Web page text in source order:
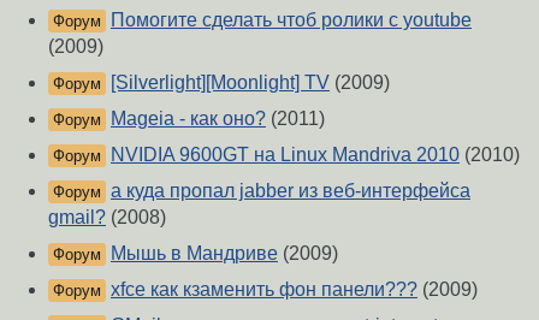
Форум
Помогите сделать чтоб ролики с youtube
(2009)
Форум [Silverlight][Moonlight] TV (2009)
Форум Mageia - как оно? (2011)
Форум NVIDIA 9600GT на Linux Mandriva 2010 (2010)
Форум а куда пропал jabber из веб-интерфейса
gmail? (2008)
Форум Мышь в Мандриве (2009)
Форум xfce как кзаменить фон панели??? (2009)